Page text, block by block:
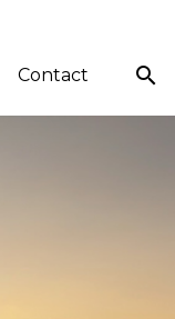
Contact